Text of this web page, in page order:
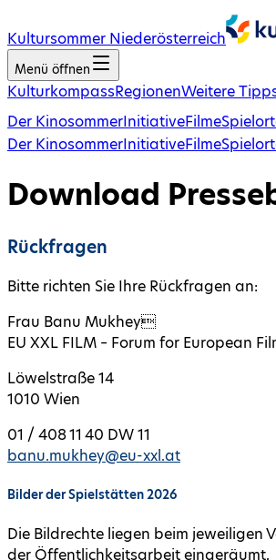
Kultursommer Niederösterreich
Menü öffnen
KulturkompassRegionenWeitere
Der KinosommerInitiativeFilme
Der KinosommerInitiativeFilme
Download
Rückfragen
Bitte richten Sie Ihre Rückfragen an:
Frau Banu Mukhey
EU XXL FILM – Forum for European
Löwelstraße 14
1010 Wien
01 / 408 11 40 DW 11
banu.mukhey@eu-xxl.at
Bilder der Spielstätten 2026
Die Bildrechte liegen beim je­weiligen
der Öffentlich­keits­arbeit eingeräumt.